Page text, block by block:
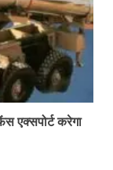
एक्सपोर्ट करेगा